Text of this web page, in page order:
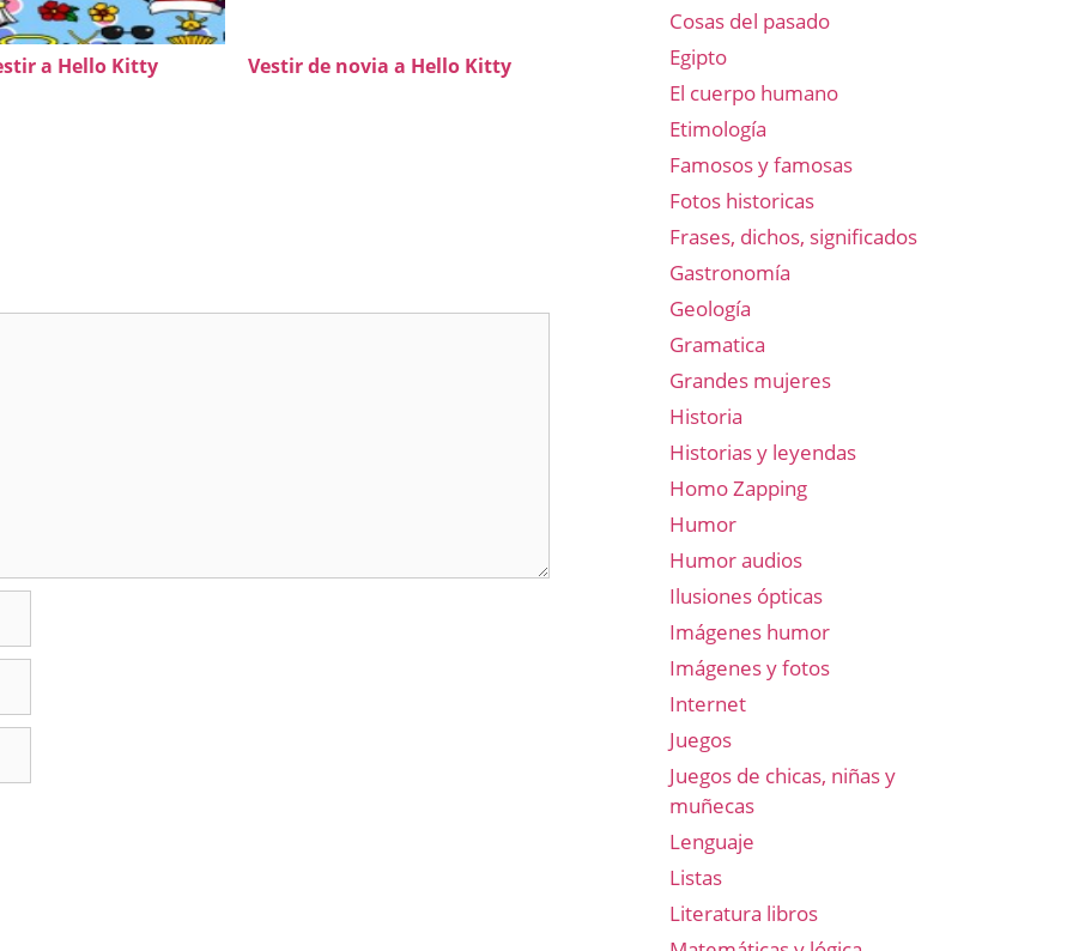
a Hello Kitty Vestir de novia a Hello Kitty
Cosas del pasado
Egipto
El cuerpo humano
Etimología
Famosos y famosas
Fotos historicas
Frases, dichos, significados
Gastronomía
Geología
Gramatica
Grandes mujeres
Historia
Historias y leyendas
Homo Zapping
Humor
Humor audios
Ilusiones ópticas
Imágenes humor
Imágenes y fotos
Internet
Juegos
Juegos de chicas, niñas y
muñecas
Lenguaje
Listas
Literatura libros